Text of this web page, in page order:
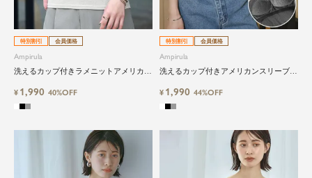
特別割引 会員価格
Ampirula
洗えるカップ付きラメニットアメリカン
¥ 1,990 40%OFF
特別割引 会員価格
Ampirula
洗えるカップ付きアメリカンスリーブタ
¥ 1,990 44%OFF